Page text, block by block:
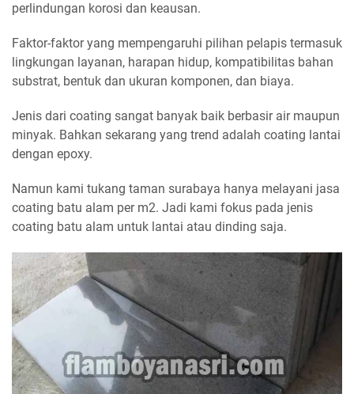
perlindungan korosi dan keausan.
Faktor-faktor yang mempengaruhi pilihan pelapis termasuk
lingkungan layanan, harapan hidup, kompatibilitas bahan
substrat, bentuk dan ukuran komponen, dan biaya.
Jenis dari coating sangat banyak baik berbasir air maupun
minyak. Bahkan sekarang yang trend adalah coating lantai
dengan epoxy.
Namun kami tukang taman surabaya hanya melayani jasa
coating batu alam per m2. Jadi kami fokus pada jenis
coating batu alam untuk lantai atau dinding saja.